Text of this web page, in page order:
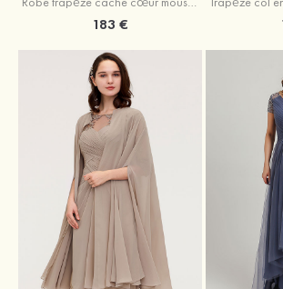
183 €